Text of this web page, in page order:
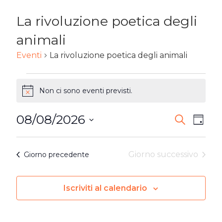
La rivoluzione poetica degli
animali
Eventi La rivoluzione poetica degli animali
EVENTI
FOR
8
AGOSTO
2026
NoticeNon ci sono eventi previsti.
EVENTI
E
VISTE
Cerca
08/08/2026
Seleziona
la Giorno precedente Giorno successivo
Iscriviti al calendario